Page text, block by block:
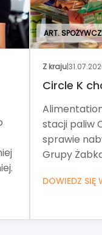
ART.
Z kraju|
Circle K
stacji paliw
sprawie
Grupy
DOWIEDZ SIĘ